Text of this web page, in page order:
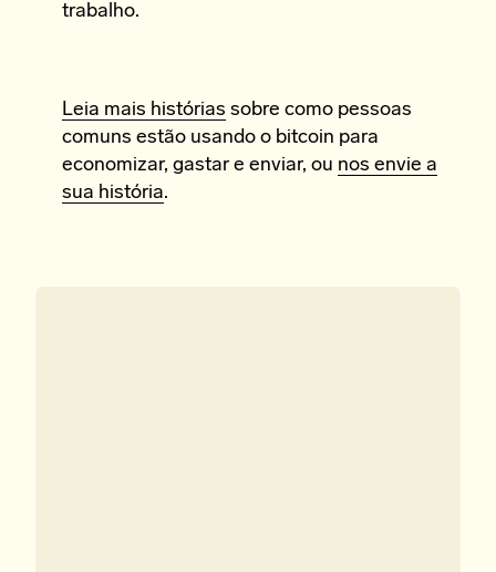
trabalho.
Leia mais histórias sobre como pessoas
comuns estão usando o bitcoin para
economizar, gastar e enviar, ou nos envie a
sua história.